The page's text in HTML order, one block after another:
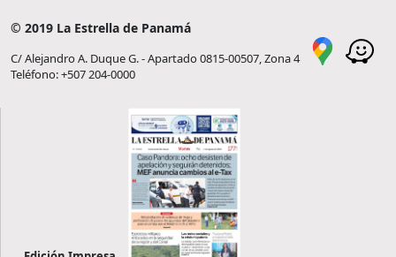
© 2019 La Estrella de Panamá
C/ Alejandro A. Duque G. - Apartado 0815-00507, Zona 4
Teléfono: +507 204-0000